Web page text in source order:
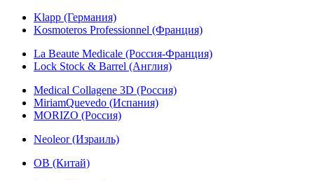
Klapp (Германия)
Kosmoteros Professionnel (Франция)
La Beaute Medicale (Россия-Франция)
Lock Stock & Barrel (Англия)
Medical Collagene 3D (Россия)
MiriamQuevedo (Испания)
MORIZO (Россия)
Neoleor (Израиль)
OB (Китай)